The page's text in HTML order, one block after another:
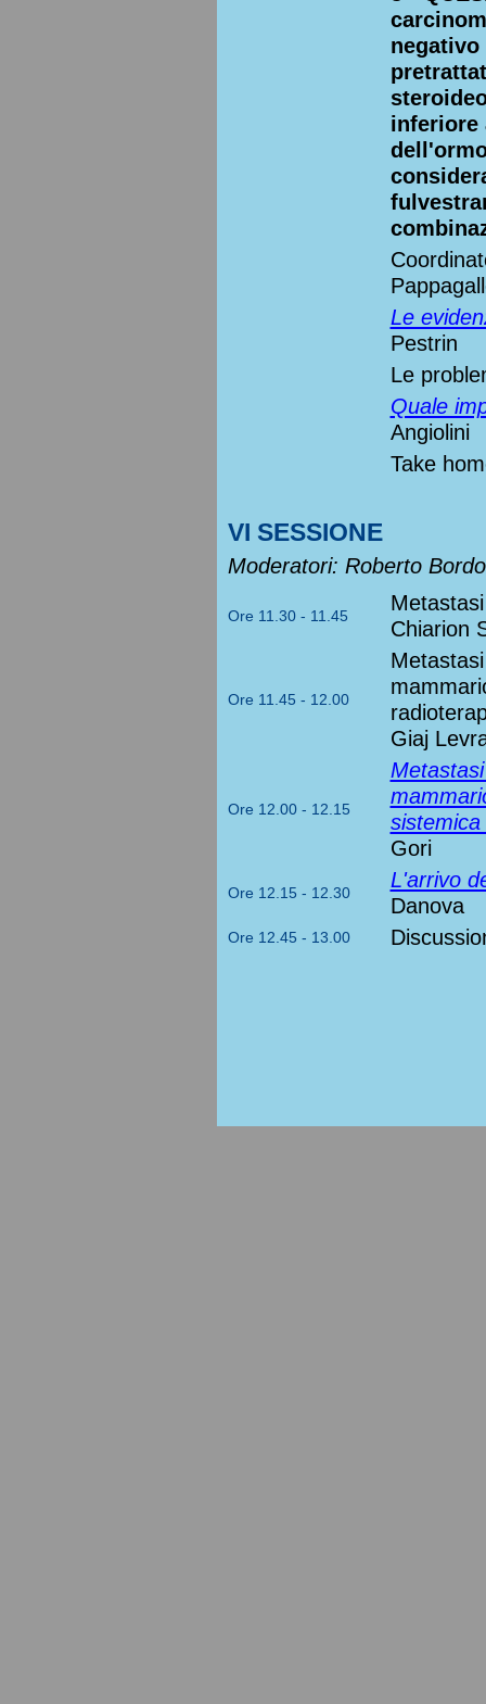
negativo
inferiore
Le
Pestrin
Le
Quale
Angiolini
Take
VI SESSIONE
Moderatori: Roberto
Ore 11.30 - 11.45
Chiarion
Ore 11.45 - 12.00
Giaj
Ore 12.00 - 12.15
Gori
Ore 12.15 - 12.30
L'arrivo
Danova
Ore 12.45 - 13.00